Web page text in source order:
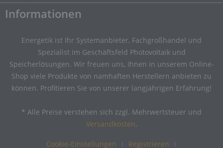
Informationen
Energetik ist Ihr Systemanbieter, Fachgroßhandel und
Spezialist im Geschäftsfeld Photovoltaik und
Speicherlösungen. Wir freuen uns, Ihnen in unserem Online-
Shop viele Produkte von namhaften Herstellern anbieten zu
können. Profitieren Sie von unserer langjährigen Erfahrung!
* Alle Preise verstehen sich zzgl. Mehrwertsteuer und
Versandkosten.
Cookie-Einstellungen Registrieren